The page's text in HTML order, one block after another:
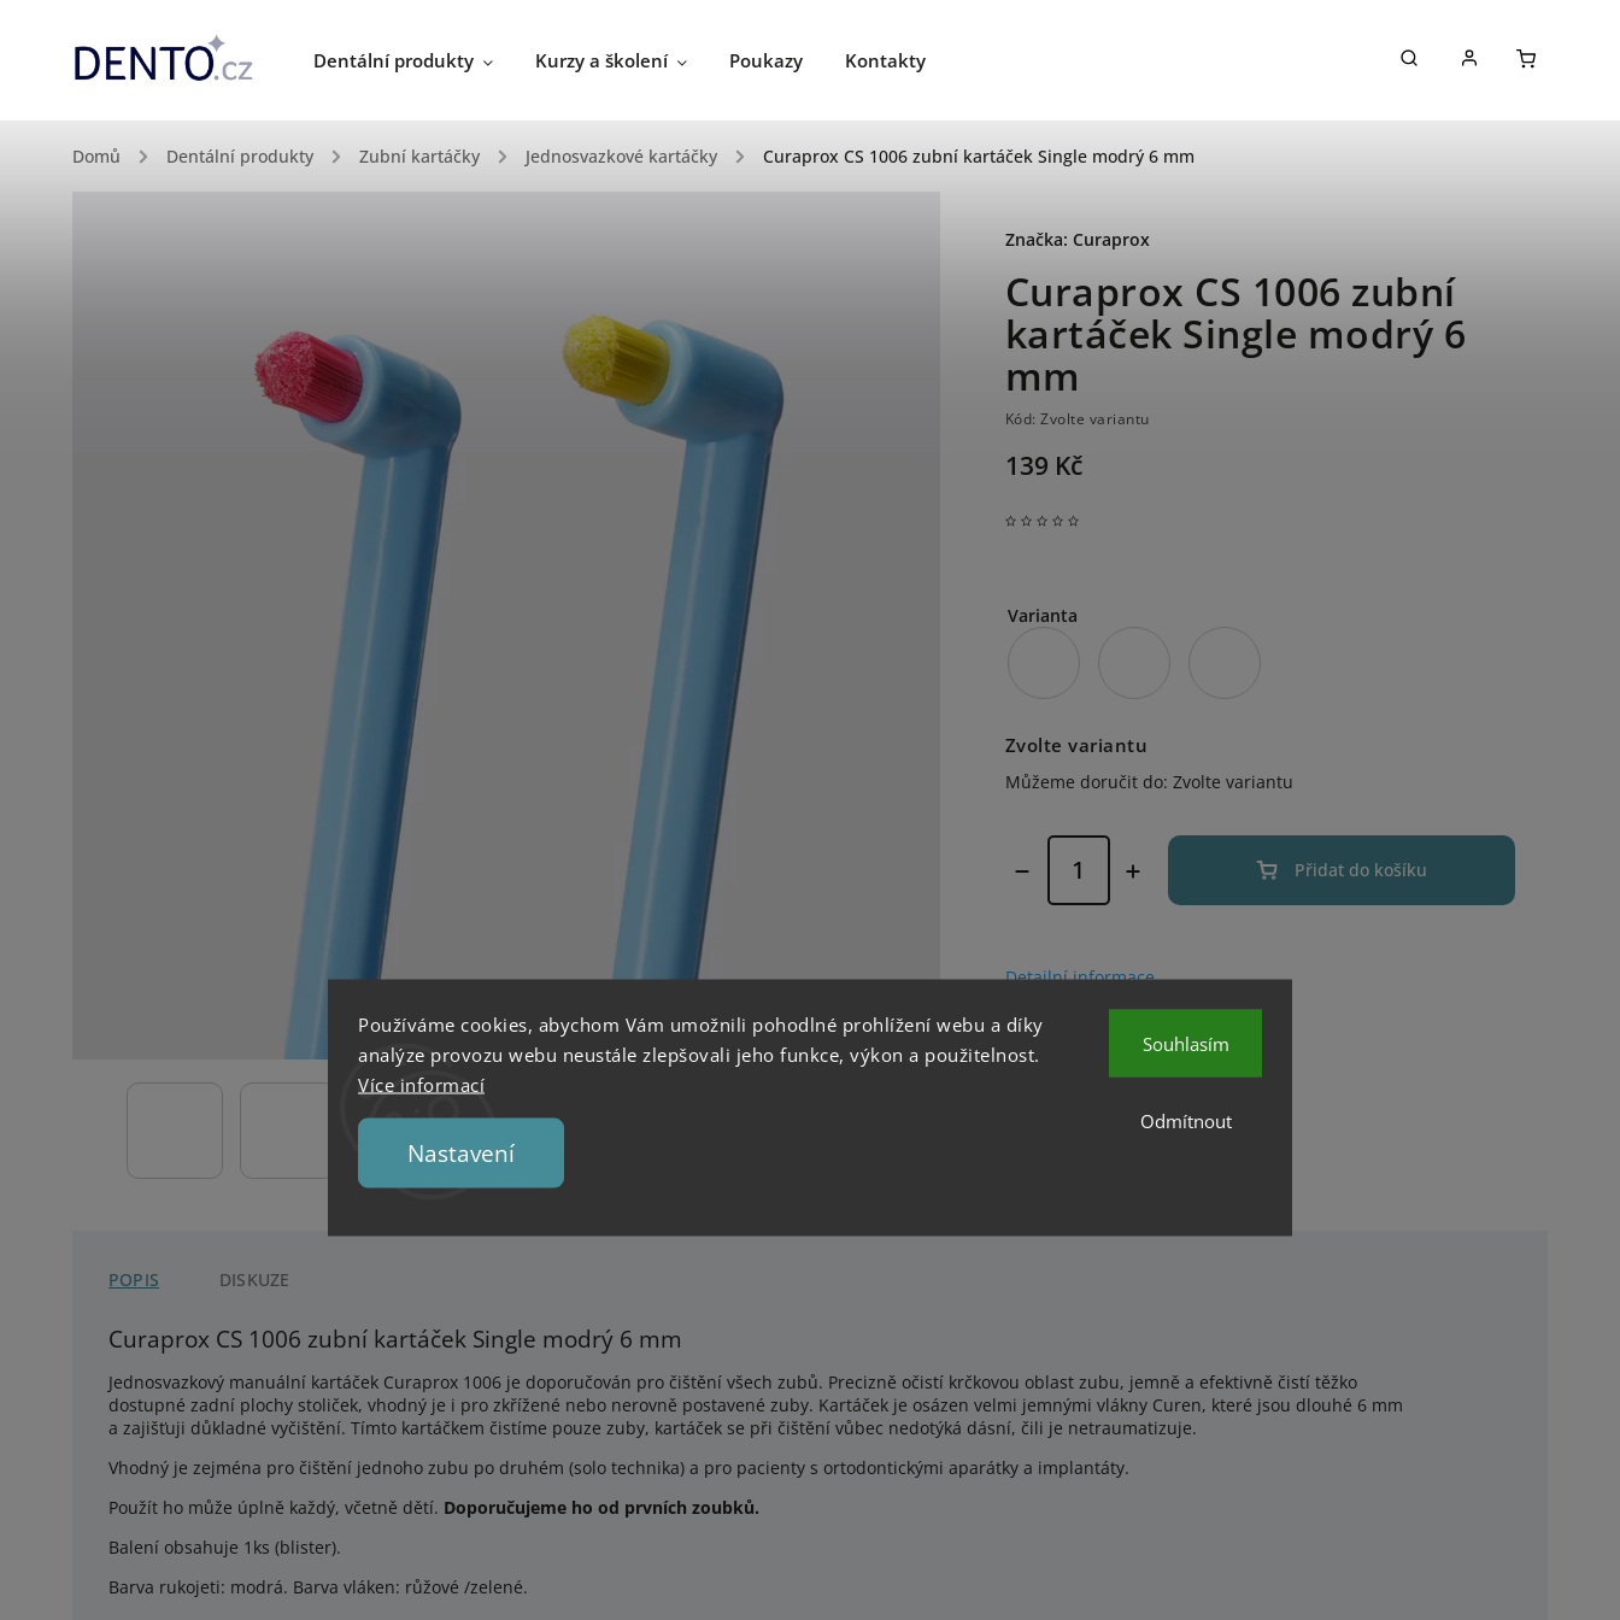
Používáme cookies, abychom Vám umožnili pohodlné prohlížení webu a díky
analýze provozu webu neustále zlepšovali jeho funkce, výkon a použitelnost.
Více informací
Nastavení
Odmítnout
Souhlasím
Dentální produkty Kurzy a školení Poukazy Kontakty
Domů / Dentální produkty / Zubní kartáčky / Jednosvazkové kartáčky / Curaprox CS 1006 zubní kartáček Single modrý 6 mm
Curaprox CS 1006 zubní
kartáček Single modrý 6
mm
Kód: Zvolte variantu
139 Kč
Značka: Curaprox
Varianta
Zvolte variantu
Můžeme doručit do: Zvolte variantu
Přidat do košíku
Detailní informace
Sdílet
POPIS DISKUZE
Curaprox CS 1006 zubní kartáček Single modrý 6 mm
Jednosvazkový manuální kartáček Curaprox 1006 je doporučován pro čištění všech zubů. Precizně očistí krčkovou oblast zubu, jemně a efektivně čistí těžko
dostupné zadní plochy stoliček, vhodný je i pro zkřížené nebo nerovně postavené zuby. Kartáček je osázen velmi jemnými vlákny Curen, které jsou dlouhé 6 mm
a zajišťuji důkladné vyčištění. Tímto kartáčkem čistíme pouze zuby, kartáček se při čištění vůbec nedotýká dásní, čili je netraumatizuje.
Vhodný je zejména pro čištění jednoho zubu po druhém (solo technika) a pro pacienty s ortodontickými aparátky a implantáty.
Použít ho může úplně každý, včetně dětí. Doporučujeme ho od prvních zoubků.
Balení obsahuje 1ks (blister).
Barva rukojeti: modrá. Barva vláken: růžové /zelené.